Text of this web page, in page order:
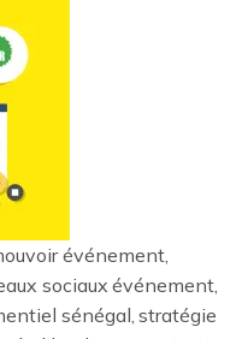
événement,
sociaux événement,
sénégal, stratégie